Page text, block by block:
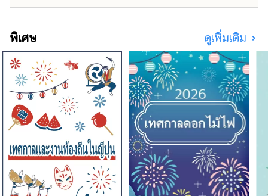
เหมาะสำหรับผู้เป็นมังสวิรัติอีกด้วย สวมชุดยูกาตะ
และเกตะ เดินเล่นในสวน อาบน้ำในบ่อน้ำพุร้อน
เพลิดเพลินกับอาหารและเครื่องดื่มญี่ปุ่นในห้อง
ของคุณ จากนั้นจึงนอนบนฟูกของคุณ ห้องพักมี
พื้นเสื่อทาทามิ ม้วนหนังสือแขวนตามฤดูกาลและ
การจัดดอกไม้ในซุ้ม เครื่องใช้บนโต๊ะอาหารญี่ปุ่น
เช่น เครื่องปั้นดินเผาและเครื่องเขิน และอาหาร
ญี่ปุ่น คุณจึงสามารถสัมผัสวัฒนธรรมญี่ปุ่นขณะ
เข้าพักในห้องพักได้ พื้นที่โดยรอบเป็นป่าใน
หมู่บ้านที่ยังคงทัศนียภาพแบบญี่ปุ่นดั้งเดิมไว้ และ
เราแนะนำให้เดินเล่น ปั่นจักรยาน และเดินป่า
เมืองคาวาชินากาโนะเป็นขุมสมบัติของ
ประวัติศาสตร์และวัฒนธรรม โดยมีวัดที่มีชื่อเสียง
ซึ่งเก็บรักษาสมบัติของชาติและทรัพย์สินทาง
พิเศษ ดูเพิ่มเติม